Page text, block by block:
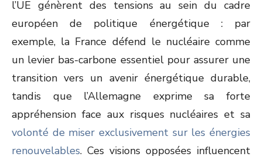
l’UE génèrent des tensions au sein du cadre
européen de politique énergétique : par
exemple, la France défend le nucléaire comme
un levier bas-carbone essentiel pour assurer une
transition vers un avenir énergétique durable,
tandis que l’Allemagne exprime sa forte
appréhension face aux risques nucléaires et sa
volonté de miser exclusivement sur les énergies
renouvelables. Ces visions opposées influencent